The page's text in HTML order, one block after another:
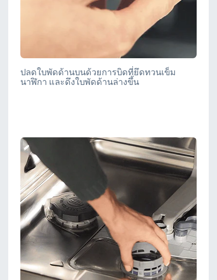
ปลดใบพัดด้านบนด้วยการบิดที่ยึดทวนเข็ม
นาฬิกา และดึงใบพัดด้านล่างขึ้น